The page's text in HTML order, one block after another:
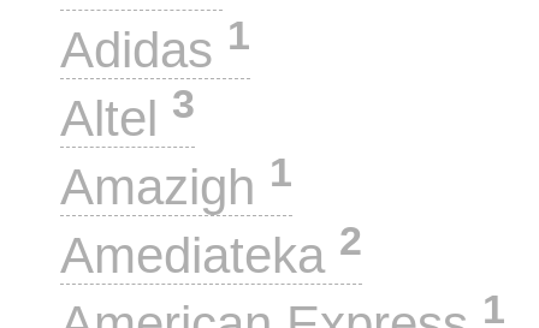
Adidas 1
Altel 3
Amazigh 1
Amediateka 2
1